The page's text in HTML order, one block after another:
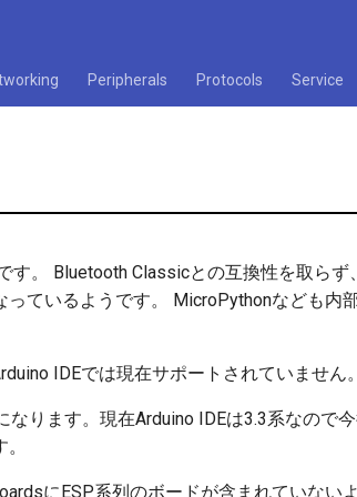
Peripherals Protocols Service
す。 Bluetooth Classicとの互換性を取らず
ているようです。 MicroPythonなども内
IDEでは現在サポートされていません。
なります。現在Arduino IDEは3.3系なので
にESP系列のボードが含まれていない